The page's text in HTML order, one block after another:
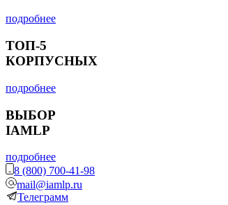
подробнее
ТОП-5
КОРПУСНЫХ
подробнее
ВЫБОР
IAMLP
подробнее
8 (800) 700-41-98
mail@iamlp.ru
Телеграмм